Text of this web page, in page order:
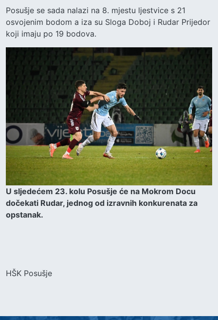
Posušje se sada nalazi na 8. mjestu ljestvice s 21
osvojenim bodom a iza su Sloga Doboj i Rudar Prijedor
koji imaju po 19 bodova.
U sljedećem 23. kolu Posušje će na Mokrom Docu
dočekati Rudar, jednog od izravnih konkurenata za
opstanak.
HŠK Posušje